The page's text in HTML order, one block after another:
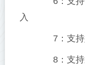
入
7：支持
8：支持